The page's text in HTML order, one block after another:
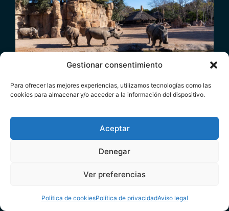
Gestionar consentimiento
Para ofrecer las mejores experiencias, utilizamos tecnologías como las
cookies para almacenar y/o acceder a la información del dispositivo.
Aceptar
Denegar
Ver preferencias
Política de cookiesPolítica de privacidadAviso legal
La Fundación BIOPARC apela a la conservación
desaparecer